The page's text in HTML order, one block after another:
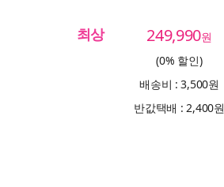
최상 249,990원
(0% 할인)
배송비 : 3,500원
반값택배 : 2,400원